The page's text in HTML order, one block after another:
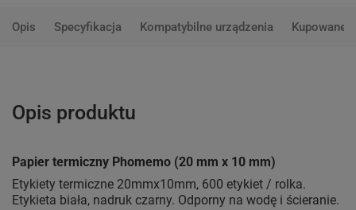
Opis Specyfikacja Kompatybilne urządzenia Kupowane
Opis produktu
Papier termiczny Phomemo (20 mm x 10 mm)
Etykiety termiczne 20mmx10mm, 600 etykiet / rolka.
Etykieta biała, nadruk czarny. Odporny na wodę i ścieranie.